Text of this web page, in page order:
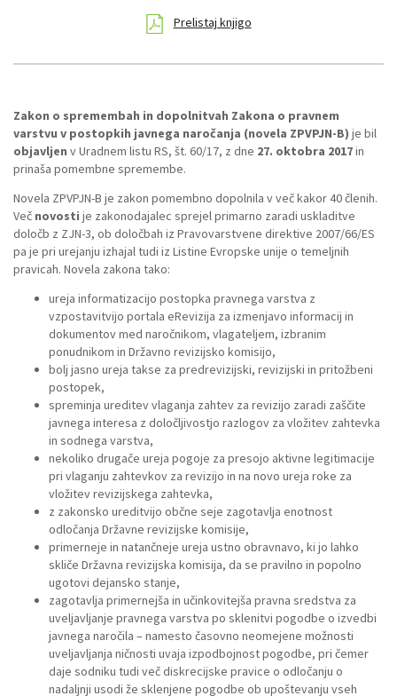
Prelistaj knjigo
Zakon o spremembah in dopolnitvah Zakona o pravnem
varstvu v postopkih javnega naročanja (novela ZPVPJN-B) je bil
objavljen v Uradnem listu RS, št. 60/17, z dne 27. oktobra 2017in
prinaša pomembne spremembe.
Novela ZPVPJN-B je zakon pomembno dopolnila v več kakor 40 členih.
Več novosti je zakonodajalec sprejel primarno zaradi uskladitve
določb z ZJN-3, ob določbah iz Pravovarstvene direktive 2007/66/ES
pa je pri urejanju izhajal tudi iz Listine Evropske unije o temeljnih
pravicah. Novela zakona tako:
ureja informatizacijo postopka pravnega varstva z
vzpostavitvijo portala eRevizija za izmenjavo informacij in
dokumentov med naročnikom, vlagateljem, izbranim
ponudnikom in Državno revizijsko komisijo,
bolj jasno ureja takse za predrevizijski, revizijski in pritožbeni
postopek,
spreminja ureditev vlaganja zahtev za revizijo zaradi zaščite
javnega interesa z določljivostjo razlogov za vložitev zahtevka
in sodnega varstva,
nekoliko drugače ureja pogoje za presojo aktivne legitimacije
pri vlaganju zahtevkov za revizijo in na novo ureja roke za
vložitev revizijskega zahtevka,
z zakonsko ureditvijo občne seje zagotavlja enotnost
odločanja Državne revizijske komisije,
primerneje in natančneje ureja ustno obravnavo, ki jo lahko
skliče Državna revizijska komisija, da se pravilno in popolno
ugotovi dejansko stanje,
zagotavlja primernejša in učinkovitejša pravna sredstva za
uveljavljanje pravnega varstva po sklenitvi pogodbe o izvedbi
javnega naročila – namesto časovno neomejene možnosti
uveljavljanja ničnosti uvaja izpodbojnost pogodbe, pri čemer
daje sodniku tudi več diskrecijske pravice o odločanju o
nadaljnji usodi že sklenjene pogodbe ob upoštevanju vseh